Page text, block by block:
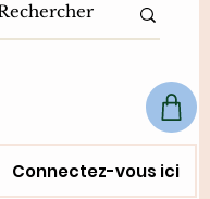
Connectez-vous ici